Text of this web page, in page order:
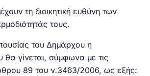
τη διοικητική ευθύνη των
τους.
του Δημάρχου η
γίνεται, σύμφωνα με τις
89 του ν.3463/2006, ως εξής: